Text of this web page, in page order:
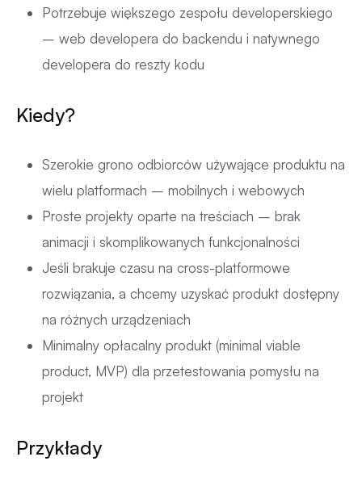
Potrzebuje większego zespołu developerskiego
– web developera do backendu i natywnego
developera do reszty kodu
Kiedy?
Szerokie grono odbiorców używające produktu na
wielu platformach – mobilnych i webowych
Proste projekty oparte na treściach – brak
animacji i skomplikowanych funkcjonalności
Jeśli brakuje czasu na cross-platformowe
rozwiązania, a chcemy uzyskać produkt dostępny
na różnych urządzeniach
Minimalny opłacalny produkt (minimal viable
product, MVP) dla przetestowania pomysłu na
projekt
Przykłady